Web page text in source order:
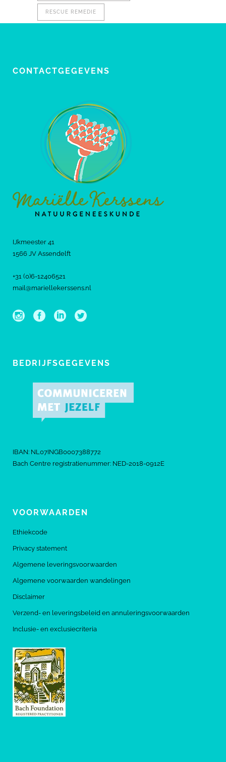
RESCUE REMEDIE
CONTACTGEGEVENS
IJkmeester 41
1566 JV Assendelft
+31 (0)6-12406521
mail@mariellekerssens.nl
BEDRIJFSGEGEVENS
IBAN: NL07INGB0007388772
Bach Centre registratienummer: NED-2018-0912E
VOORWAARDEN
Ethiekcode
Privacy statement
Algemene leveringsvoorwaarden
Algemene voorwaarden wandelingen
Disclaimer
Verzend- en leveringsbeleid en annuleringsvoorwaarden
Inclusie- en exclusiecriteria